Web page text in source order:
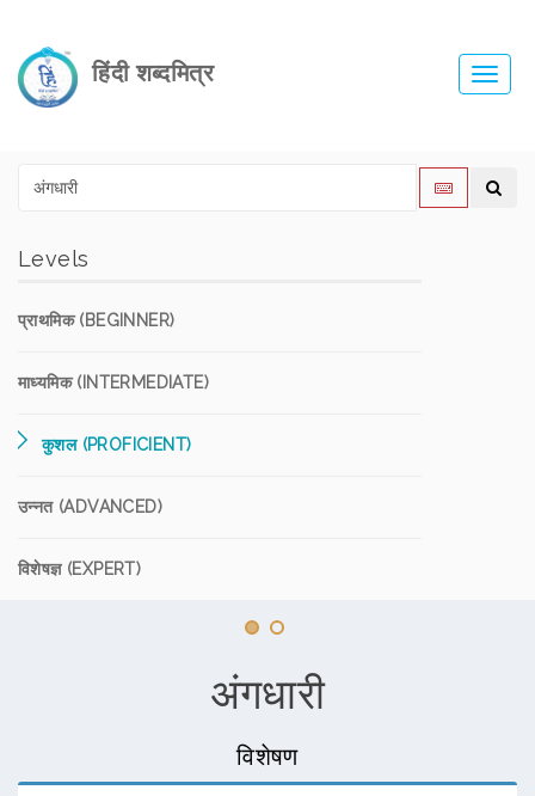
हिंदी शब्दमित्र
Levels
प्राथमिक (BEGINNER)
माध्यमिक (INTERMEDIATE)
कुशल (PROFICIENT)
उन्नत (ADVANCED)
विशेषज्ञ (EXPERT)
अंगधारी
विशेषण